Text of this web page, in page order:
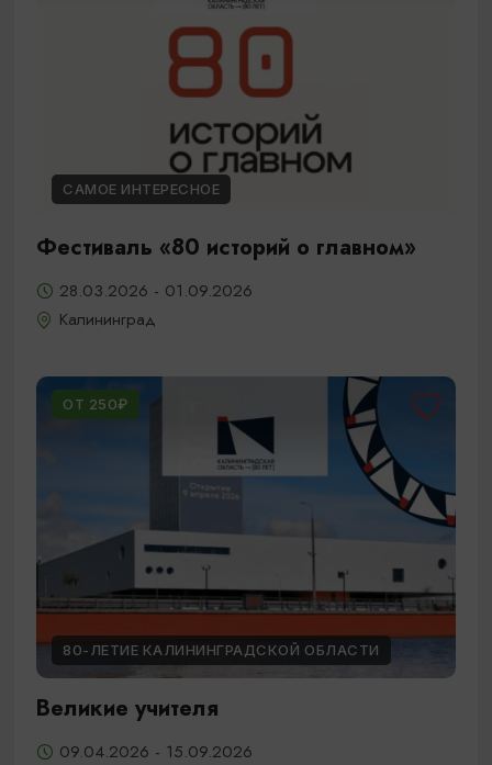
САМОЕ ИНТЕРЕСНОЕ
Фестиваль «80 историй о главном»
28.03.2026 - 01.09.2026
Калининград
ОТ 250₽
80-ЛЕТИЕ КАЛИНИНГРАДСКОЙ ОБЛАСТИ
Великие учителя
09.04.2026 - 15.09.2026